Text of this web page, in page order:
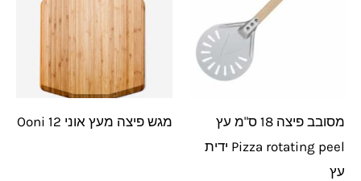
מסובב פיצה 18 ס"מ עץ
Pizza rotating peel ידית
עץ
מגש פיצה מעץ אוני 12 Ooni